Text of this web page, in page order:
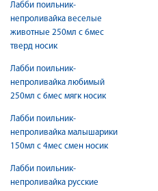
Лабби поильник-
непроливайка веселые
животные 250мл с 6мес
тверд носик
Лабби поильник-
непроливайка любимый
250мл с 6мес мягк носик
Лабби поильник-
непроливайка малышарики
150мл с 4мес смен носик
Лабби поильник-
непроливайка русские